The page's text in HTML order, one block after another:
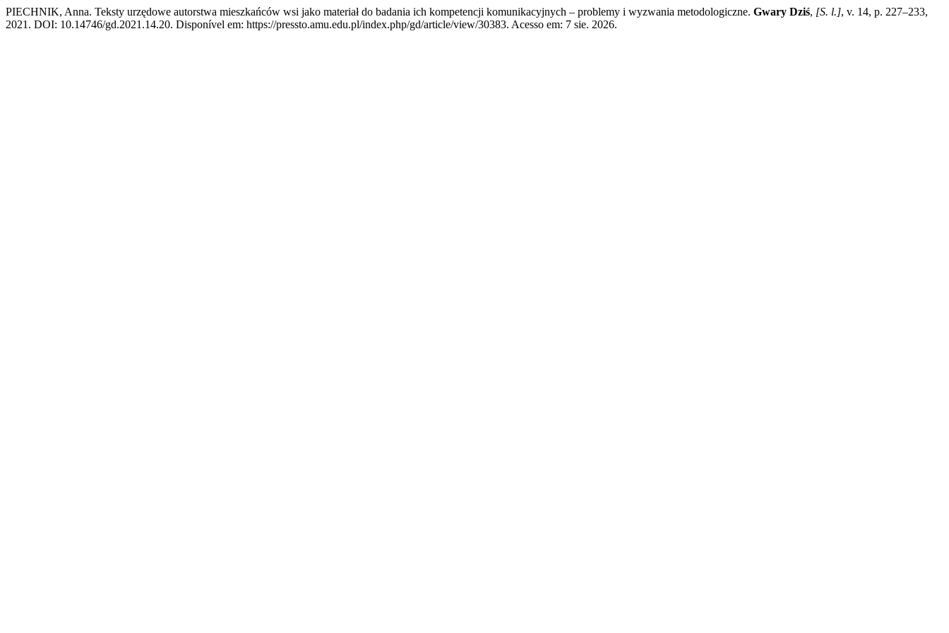
PIECHNIK, Anna. Teksty urzędowe autorstwa mieszkańców wsi jako materiał do badania ich kompetencji komunikacyjnych – problemy i wyzwania metodologiczne. Gwary Dziś, [S. l.], v. 14, p. 227–233,
2021. DOI: 10.14746/gd.2021.14.20. Disponível em: https://pressto.amu.edu.pl/index.php/gd/article/view/30383. Acesso em: 7 sie. 2026.